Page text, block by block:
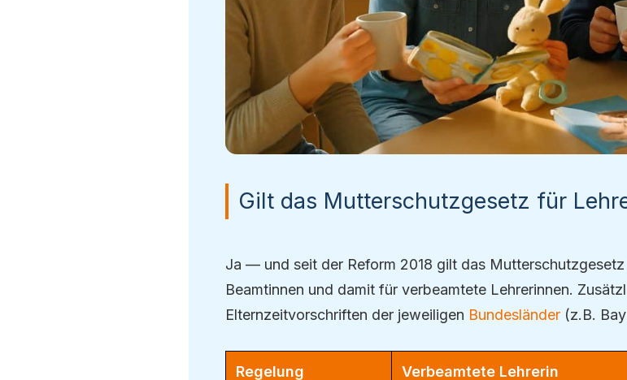
Gilt das Mutterschutzgesetz für
Ja — und seit der Reform 2018 gilt das
Beamtinnen und damit für verbeamtete Lehrerinnen.
Elternzeitvorschriften der jeweiligen Bundesländer (z.B.
Regelung Verbeamtete Lehrerin